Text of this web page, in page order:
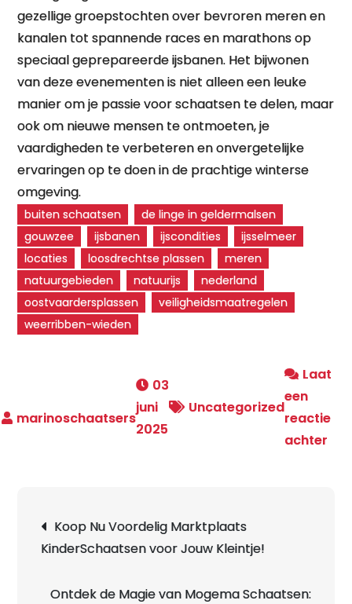
gezellige groepstochten over bevroren meren en
kanalen tot spannende races en marathons op
speciaal geprepareerde ijsbanen. Het bijwonen
van deze evenementen is niet alleen een leuke
manier om je passie voor schaatsen te delen, maar
ook om nieuwe mensen te ontmoeten, je
vaardigheden te verbeteren en onvergetelijke
ervaringen op te doen in de prachtige winterse
omgeving.
buiten schaatsen
de linge in geldermalsen
gouwzee
ijsbanen ijscondities
ijsselmeer
locaties
loosdrechtse plassen
meren
natuurgebieden
natuurijs
nederland
oostvaardersplassen
veiligheidsmaatregelen
weerribben-wieden
03
juni
2025
Uncategorized
Laat
een
reactie
achter
Koop Nu Voordelig Marktplaats
KinderSchaatsen voor Jouw Kleintje!
Ontdek de Magie van Mogema Schaatsen: